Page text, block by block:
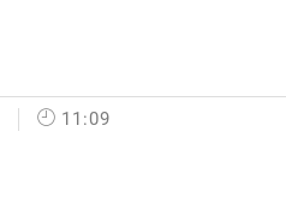
11:09